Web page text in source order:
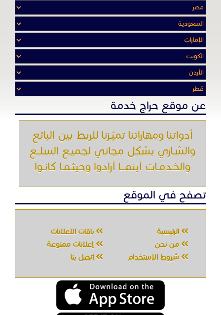
عن موقع حراج خدمة
أدواتنا ومهاراتنا تميّـزنا للربط بين البائع
والشـاري بشكل مجاني لجميـع السلــع
والخـدمـات أينمـــا أرادوا وحيثـمـا كانـوا
تصفح في الموقع
الرئيسية
باقات الإعلانات
من نحن
إعلانات ممنوعة
شروط الاستخدام
اتصل بنا